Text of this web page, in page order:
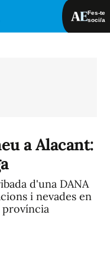
Fes-te
soci/a
a Alacant:
d'una DANA
i nevades en